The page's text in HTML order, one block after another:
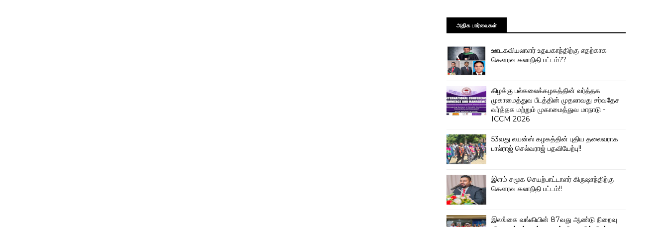
அதிக பார்வைகள்
ஊடகவியலாளர் உதயகாந்திற்கு எதற்காக
கௌரவ கலாநிதி பட்டம்??
கிழக்கு பல்கலைக்கழகத்தின் வர்த்தக
முகாமைத்துவ பீடத்தின் முதலாவது சர்வதேச
வர்த்தக மற்றும் முகாமைத்துவ மாநாடு -
ICCM 2026
53வது லயன்ஸ் கழகத்தின் புதிய தலைவராக
பால்ராஜ் செல்வராஜ் பதவியேற்பு!!
இளம் சமூக செயற்பாட்டாளர் கிருஷாந்திற்கு
கௌரவ கலாநிதி பட்டம்!!
இலங்கை வங்கியின் 87வது ஆண்டு நிறைவு